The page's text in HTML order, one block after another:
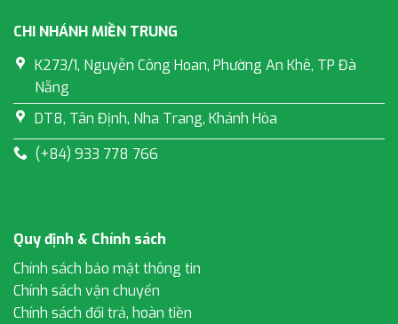
CHI NHÁNH MIỀN TRUNG
K273/1, Nguyễn Công Hoan, Phường An Khê, TP Đà
Nẵng
DT8, Tân Định, Nha Trang, Khánh Hòa
(+84) 933 778 766
Quy định & Chính sách
Chính sách bảo mật thông tin
Chính sách vận chuyển
Chính sách đổi trả, hoàn tiền